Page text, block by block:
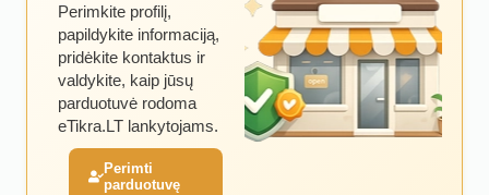
Perimkite profilį,
papildykite informaciją,
pridėkite kontaktus ir
valdykite, kaip jūsų
parduotuvė rodoma
eTikra.LT lankytojams.
Perimti
parduotuvę